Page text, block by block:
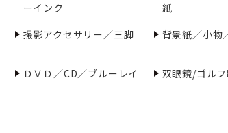
ーインク
紙
撮影アクセサリー／三脚 背景紙／小物
ＤＶＤ／CD／ブルーレイ 双眼鏡/ゴル